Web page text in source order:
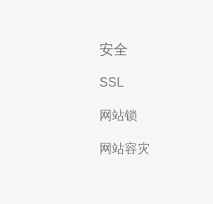
安全
SSL
网站锁
网站容灾